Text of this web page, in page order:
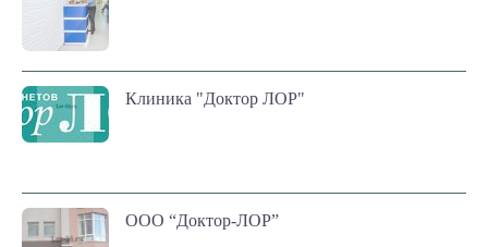
Клиника "Доктор ЛОР"
ООО “Доктор-ЛОР”